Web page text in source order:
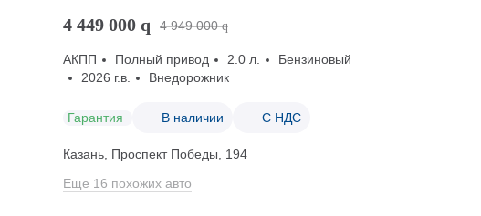
4 449 000 q 4 949 000 q
АКПП Полный привод 2.0 л.
Бензиновый
2026 г.в.
Внедорожник
Гарантия В наличии С НДС
Казань, Проспект Победы, 194
Еще 16 похожих авто